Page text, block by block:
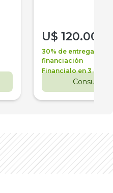
U$ 120.000
30% de entrega +
financiación
Financialo en 3 años
Consultar